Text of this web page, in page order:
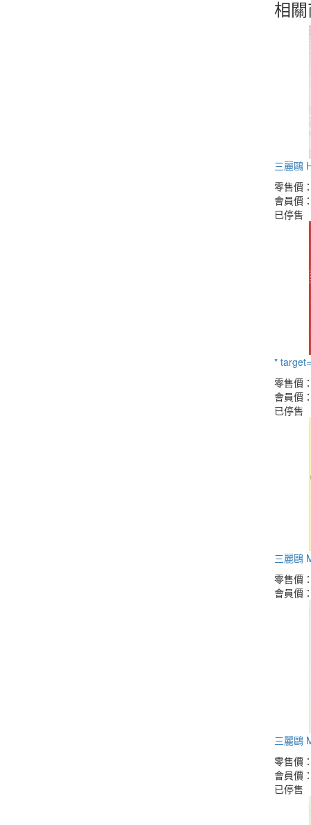
相
三麗鷗
零售價
會員價
已停售
"
零售價
會員價
已停售
三麗鷗
零售價
會員價
三麗鷗
零售價
會員價
已停售